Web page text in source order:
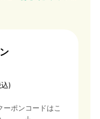
の交流、旅の気づ
身近に、もっと深
テップアップできる新
)
ーポンコードはこ